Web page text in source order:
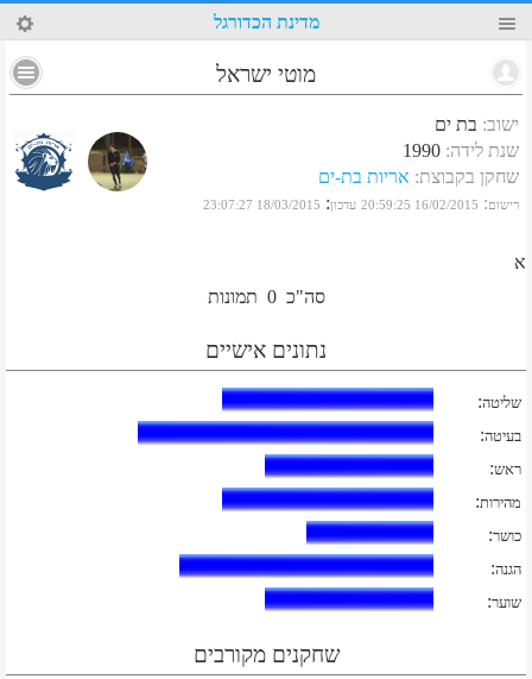
49 מדינת הכדורגל
מוטי ישראל
ישוב: בת ים
שנת לידה:
1990
שחקן בקבוצת: אריות בת-ים
רישום:
16/02/2015 20:59:25 עדכון:
18/03/2015 23:07:27
א
סה"כ 0 תמונות
נתונים אישיים
שליטה:
בעיטה:
ראש:
מהירות:
כושר:
הגנה:
שוער:
שחקנים מקורבים